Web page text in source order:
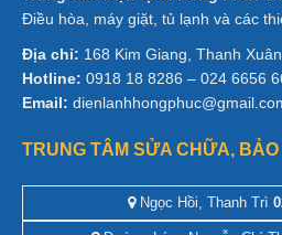
Điều hòa, máy giặt, tủ lạnh và các
Địa chỉ: 168 Kim Giang, Thanh
Hotline: 0918 18 8286 – 024 6656
Email:
TRUNG TÂM SỬA CHỮA, BẢO
Ngọc Hồi, Thanh Trì